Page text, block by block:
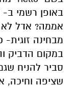
אממה? אדל
מבחינה זוגית-
במקום הדביק
סביר להניח
שציפה וחיכה,